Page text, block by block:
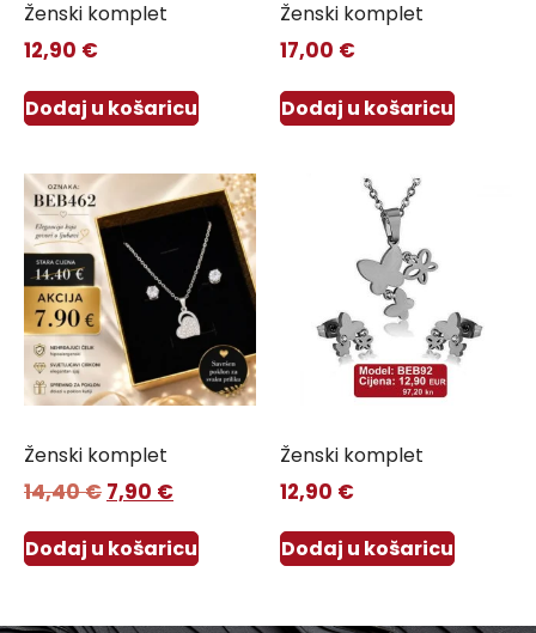
Ženski komplet
12,90 €
Dodaj u košaricu
Ženski komplet
17,00 €
Dodaj u košaricu
Ženski komplet
14,40€ 7,90 €
Dodaj u košaricu
Ženski komplet
12,90 €
Dodaj u košaricu